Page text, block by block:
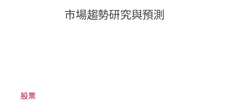
市場趨勢研究與預測
股票